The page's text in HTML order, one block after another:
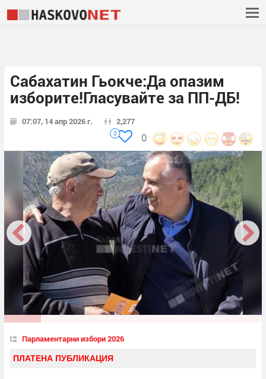
Сабахатин Гьокче:Да опазим
изборите!Гласувайте за ПП-ДБ!
07:07, 14 апр 2026 г. 2,277
0
0
Парламентарни избори 2026
ПЛАТЕНА ПУБЛИКАЦИЯ